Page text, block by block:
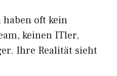
oft kein
keinen ITler,
Ihre Realität sieht